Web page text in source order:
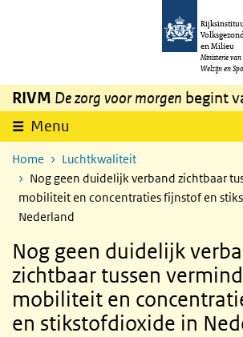
Overslaan en naar de inhoud gaan
en Milieu
Ministerie
Welzijn en
RIVM De zorg voor morgen begint
Menu
Home
Luchtkwaliteit
Nog geen duidelijk verband zichtbaar
mobiliteit en concentraties fijnstof en
Nederland
Nog geen duidelijk
zichtbaar tussen
mobiliteit en
en stikstofdioxide in